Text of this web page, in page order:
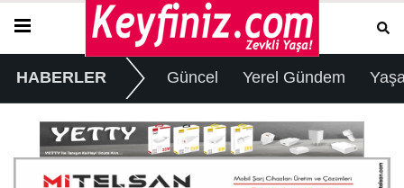
HABERLER Güncel Yerel Gündem